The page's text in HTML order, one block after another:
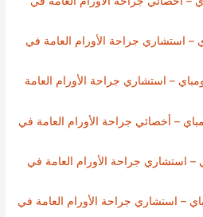
– استشاري جراحة الأورام العامة في
– استشاري جراحة الأورام العامة
– أخصائي جراحة الأورام العامة في
– استشاري جراحة الأورام العامة في
– استشاري جراحة الأورام العامة في